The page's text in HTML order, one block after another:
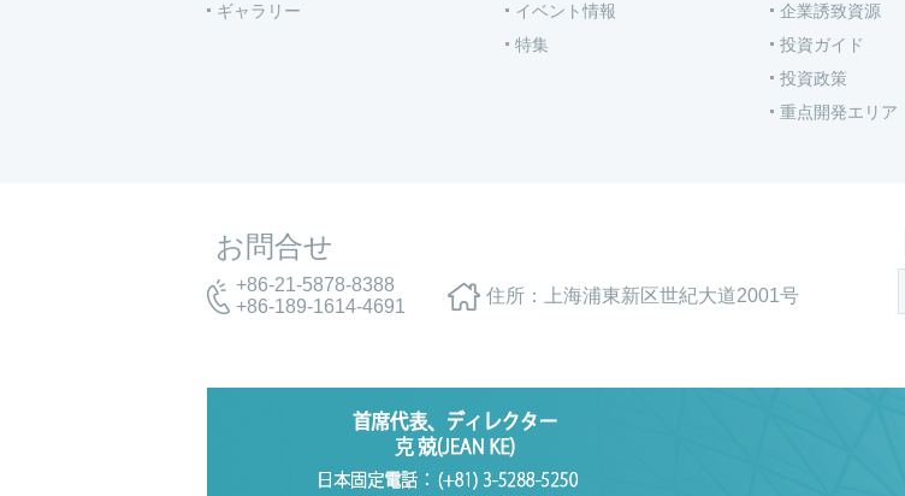
ギャラリー
イベント情報
特集
企業誘致資源
投資ガイド
投資政策
重点開発エリア
お問合せ
+86-21-5878-8388
+86-189-1614-4691
住所：上海浦東新区世紀大道2001号